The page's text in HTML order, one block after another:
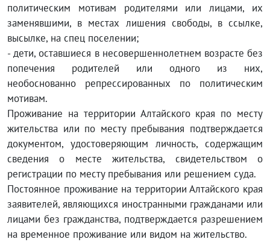
политическим мотивам родителями или лицами, их
заменявшими, в местах лишения свободы, в ссылке,
высылке, на спец поселении;
- дети, оставшиеся в несовершеннолетнем возрасте без
попечения родителей или одного из них,
необоснованно репрессированных по политическим
мотивам.
Проживание на территории Алтайского края по месту
жительства или по месту пребывания подтверждается
документом, удостоверяющим личность, содержащим
сведения о месте жительства, свидетельством о
регистрации по месту пребывания или решением суда.
Постоянное проживание на территории Алтайского края
заявителей, являющихся иностранными гражданами или
лицами без гражданства, подтверждается разрешением
на временное проживание или видом на жительство.